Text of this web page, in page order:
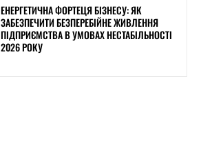
ЕНЕРГЕТИЧНА ФОРТЕЦЯ БІЗНЕСУ: ЯК
ЗАБЕЗПЕЧИТИ БЕЗПЕРЕБІЙНЕ ЖИВЛЕННЯ
ПІДПРИЄМСТВА В УМОВАХ НЕСТАБІЛЬНОСТІ
2026 РОКУ